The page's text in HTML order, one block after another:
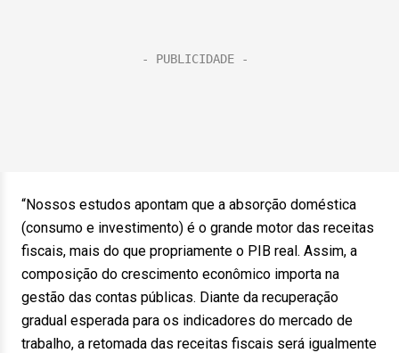
“Nossos estudos apontam que a absorção doméstica
(consumo e investimento) é o grande motor das receitas
fiscais, mais do que propriamente o PIB real. Assim, a
composição do crescimento econômico importa na
gestão das contas públicas. Diante da recuperação
gradual esperada para os indicadores do mercado de
trabalho, a retomada das receitas fiscais será igualmente